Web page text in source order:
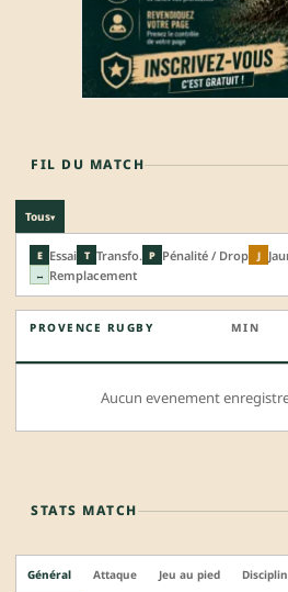
FIL DU MATCH
Tous▾
E Essai T Transfo. P Pénalité / Drop J
↔ Remplacement
PROVENCE RUGBY MIN
Aucun evenement
STATS MATCH
Général Attaque Jeu au pied